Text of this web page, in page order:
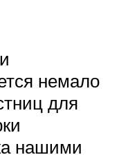
немало
для
нашими